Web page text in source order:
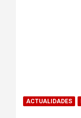
ACTUALIDADES